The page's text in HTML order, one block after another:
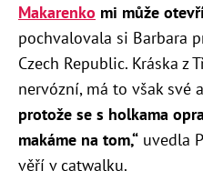
Makarenko mi může
pochvalovala si Barbara
Czech Republic. Kráska z
nervózní, má to však své
protože se s holkama
makáme na tom,“ uvedla
věří v catwalku.